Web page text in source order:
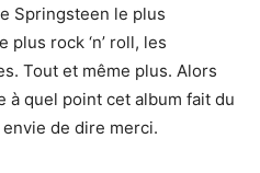
Springsteen le plus
rock ‘n’ roll, les
Tout et même plus. Alors
à quel point cet album fait du
de dire merci.